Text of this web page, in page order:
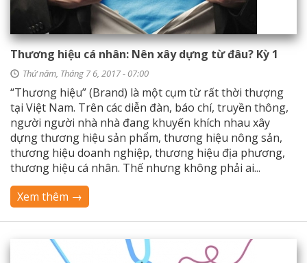
Thương hiệu cá nhân: Nên xây dựng từ đâu? Kỳ 1
Thứ năm, Tháng 7 6, 2017 - 07:00
“Thương hiệu” (Brand) là một cụm từ rất thời thượng
tại Việt Nam. Trên các diễn đàn, báo chí, truyền thông,
người người nhà nhà đang khuyến khích nhau xây
dựng thương hiệu sản phẩm, thương hiệu nông sản,
thương hiệu doanh nghiệp, thương hiệu địa phương,
thương hiệu cá nhân. Thế nhưng không phải ai...
Xem thêm →